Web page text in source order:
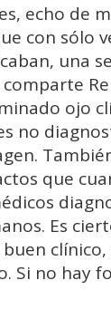
echo de
con sólo
una
ojo
no
que
Es
buen
Si no hay